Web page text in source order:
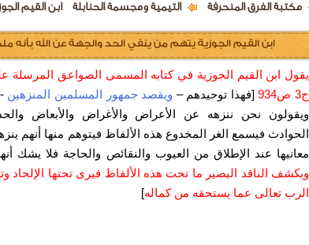
مكتبة الفرق المنحرفة التيمية ومجسمة الحنابلة ابن القيم
ابن القيم الجوزية يتهم من ينفي الحد والجهة عن الله بأنه
يقول ابن القيم الجوزية في كتابه المسمى الصواعق المرسلة
ج3 ص934
[فهذا توحيدهم – ويقصد جمهور المسلمين المنزهين
ويقولون نحن ننزهه عن الأعراض والأغراض والأبعاض
الحوادث فيسمع الغر المخدوع هذه الألفاظ فيتوهم منها أنهم
معانيها عند الإطلاق من العيوب والنقائص والحاجة فلا يشك
ويكشف الناقد البصير ما تحت هذه الألفاظ فيرى تحتها الإلحاد
الرب تعالى عما يستحقه من كماله]